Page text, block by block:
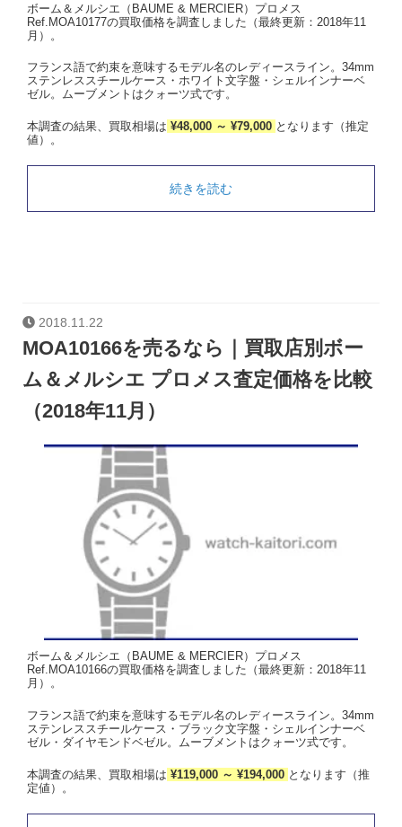
ボーム＆メルシエ（BAUME & MERCIER）プロメス
Ref.MOA10177の買取価格を調査しました（最終更新：2018年11
月）。
フランス語で約束を意味するモデル名のレディースライン。34mm
ステンレススチールケース・ホワイト文字盤・シェルインナーベ
ゼル。ムーブメントはクォーツ式です。
本調査の結果、買取相場は ¥48,000 ～ ¥79,000 となります（推定
値）。
続きを読む
2018.11.22
MOA10166を売るなら｜買取店別ボー
ム＆メルシエ プロメス査定価格を比較
（2018年11月）
ボーム＆メルシエ（BAUME & MERCIER）プロメス
Ref.MOA10166の買取価格を調査しました（最終更新：2018年11
月）。
フランス語で約束を意味するモデル名のレディースライン。34mm
ステンレススチールケース・ブラック文字盤・シェルインナーベ
ゼル・ダイヤモンドベゼル。ムーブメントはクォーツ式です。
本調査の結果、買取相場は ¥119,000 ～ ¥194,000 となります（推
定値）。